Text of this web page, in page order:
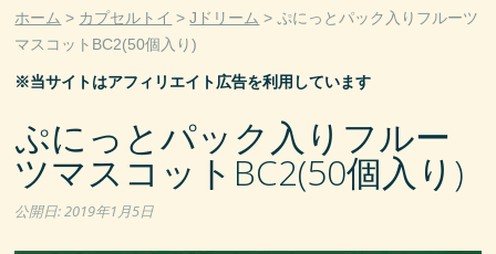
ホーム カプセルトイ Jドリーム
ぷにっとパック入りフルーツ
マスコットBC2(50個入り)
※当サイトはアフィリエイト広告を利用しています
ぷにっとパック入りフルー
ツマスコットBC2(50個入り)
公開日:2019年1月5日